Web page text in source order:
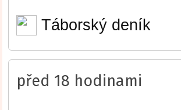
Táborský deník
před 18 hodinami